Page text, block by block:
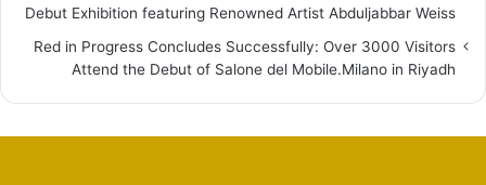
Debut Exhibition featuring Renowned Artist Abduljabbar Weiss
Red in Progress Concludes Successfully: Over 3000 Visitors
Attend the Debut of Salone del Mobile.Milano in Riyadh